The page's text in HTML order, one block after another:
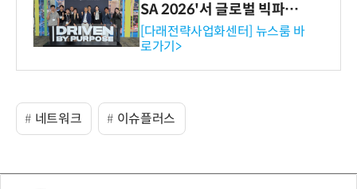
SA 2026'서 글로벌 빅파마
와의 비즈니스 미팅 지원…K
-바이오 해외 진출 교두보 확
보
[다래전략사업화센터] 뉴스룸 바
로가기>
네트워크 이슈플러스